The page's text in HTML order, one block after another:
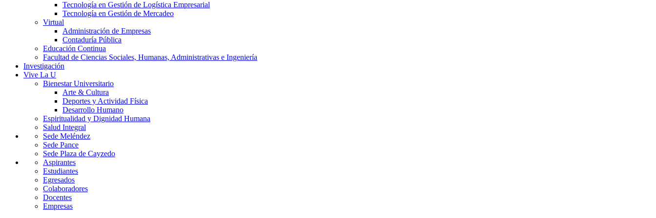
Tecnología en Gestión de Logística Empresarial
Tecnología en Gestión de Mercadeo
Virtual
Administración de Empresas
Contaduría Pública
Educación Continua
Facultad de Ciencias Sociales, Humanas, Administrativas e Ingeniería
Investigación
Vive La U
Bienestar Universitario
Arte & Cultura
Deportes y Actividad Física
Desarrollo Humano
Espiritualidad y Dignidad Humana
Salud Integral
Sede Meléndez
Sede Pance
Sede Plaza de Cayzedo
Aspirantes
Estudiantes
Egresados
Colaboradores
Docentes
Empresas